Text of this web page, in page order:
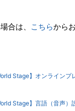
合は、 こちらから
Stage】オンライン
Stage】言語（音声